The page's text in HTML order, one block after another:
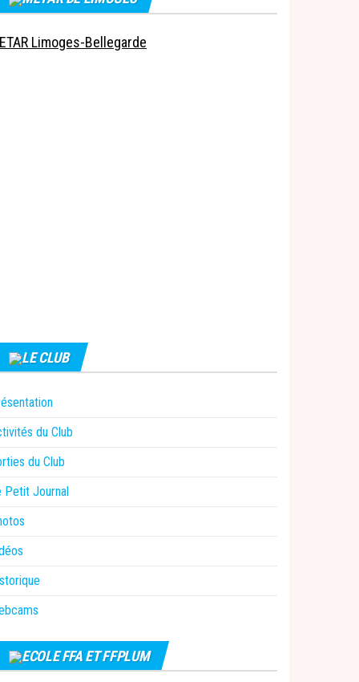
Limoges-Bellegarde
LE CLUB
du Club
du Club
Petit Journal
ECOLE FFA ET FFPLUM